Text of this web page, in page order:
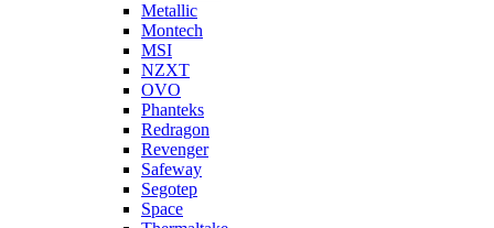
Metallic
Montech
MSI
NZXT
OVO
Phanteks
Redragon
Revenger
Safeway
Segotep
Space